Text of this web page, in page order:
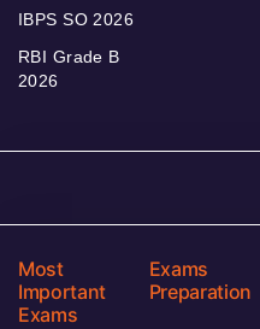
IBPS SO 2026
RBI Grade B
2026
Most
Important
Exams
Exams
Preparation